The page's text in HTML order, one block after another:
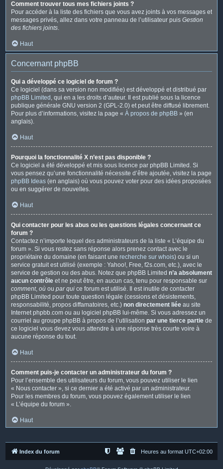
Comment trouver tous mes fichiers joints ?
Pour accéder à la liste des fichiers que vous avez joints à vos messages et
messages privés, allez dans votre panneau de l’utilisateur puis Gestion
des fichiers joints.
Haut
Concernant phpBB
Qui a développé ce logiciel de forum ?
Ce logiciel (dans sa version non modifiée) est développé et distribué par
phpBB Limited , qui en a les droits d’auteur. Il est publié sous la licence
publique générale GNU version 2 (GPL-2.0) et peut être diffusé librement.
Pour plus d’informations, visitez la page « À propos de phpBB » (en
anglais).
Haut
Pourquoi la fonctionnalité X n’est pas disponible ?
Ce logiciel a été développé et mis sous licence par phpBB Limited. Si
vous pensez qu’une fonctionnalité nécessite d’être ajoutée, visitez la page
phpBB Ideas (en anglais) où vous pouvez voter pour des idées proposées
ou en suggérer de nouvelles.
Haut
Qui contacter pour les abus ou les questions légales concernant ce
forum ?
Contactez n’importe lequel des administrateurs de la liste « L’équipe du
forum ». Si vous restez sans réponse alors prenez contact avec le
propriétaire du domaine (en faisant une recherche sur whois) ou si un
service gratuit est utilisé (exemple : Yahoo!, Free, f2s.com, etc.), avec le
service de gestion ou des abus. Notez que phpBB Limited n’a absolument
aucun contrôle et ne peut être, en aucun cas, tenu pour responsable sur
comment, où ou par qui ce forum est utilisé. Il est inutile de contacter
phpBB Limited pour toute question légale (cessions et désistements,
responsabilité, propos diffamatoires, etc.) non directement liée au site
Internet phpbb.com ou au logiciel phpBB lui-même. Si vous adressez un
courriel au groupe phpBB à propos de l’utilisation par une tierce partie de
ce logiciel vous devez vous attendre à une réponse très courte voire à
aucune réponse du tout.
Haut
Comment puis-je contacter un administrateur du forum ?
Pour l’ensemble des utilisateurs du forum, vous pouvez utiliser le lien
« Nous contacter », si ce dernier a été activé par un administrateur.
Pour les membres du forum, vous pouvez également utiliser le lien
« L’équipe du forum ».
Haut
Index du forum Heures au format UTC+02:00